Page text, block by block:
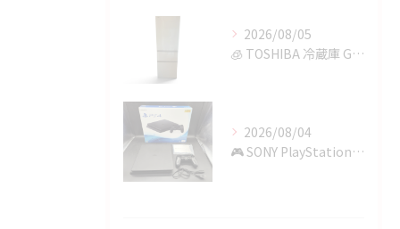
2026/08/05
🧊 TOSHIBA 冷蔵庫 GR-T36SVを鈴鹿市で買取✨
2026/08/04
🎮 SONY PlayStation 4を四日市で買取✨